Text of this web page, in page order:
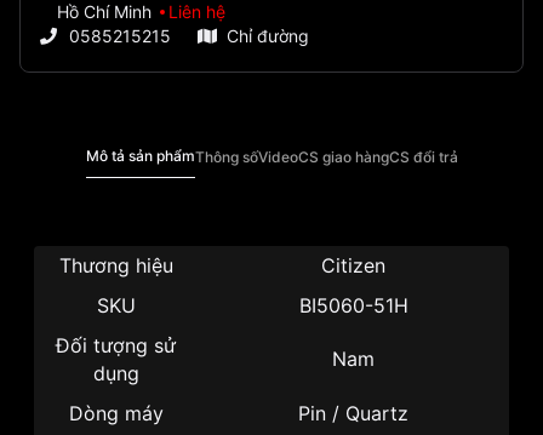
Hồ Chí Minh
Liên hệ
0585215215
Chỉ đường
Mô tả sản phẩmThông sốVideoCS giao hàngCS đổi trả
Thương hiệu
Citizen
SKU
BI5060-51H
Đối tượng sử
dụng
Nam
Dòng máy Pin / Quartz